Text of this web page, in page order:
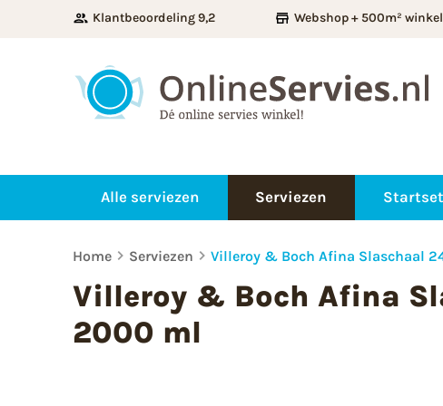
Klantbeoordeling 9,2 Webshop + 500m² winkel
Alle serviezen Serviezen
Home Serviezen Villeroy & Boch Afina Slaschaal
Villeroy & Boch Afina
2000 ml